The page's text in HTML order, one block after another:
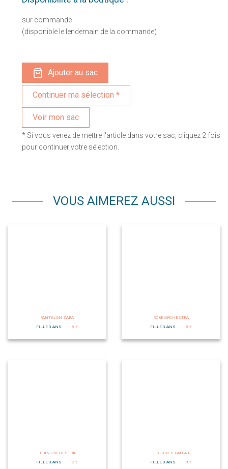
sur commande
(disponible le lendemain de la commande)
Ajouter au sac
Voir mon sac
* Si vous venez de mettre l'article dans votre sac, cliquez 2 fois
pour continuer votre sélection.
VOUS AIMEREZ AUSSI
PANTALON ZARA
FILLE 3 ANS
8 €
ROBE ORCHESTRA
FILLE 3 ANS
8 €
JEAN ORCHESTRA
FILLE 3 ANS
7 €
TSHIRT P. BATEAU
FILLE 3 ANS
9 €